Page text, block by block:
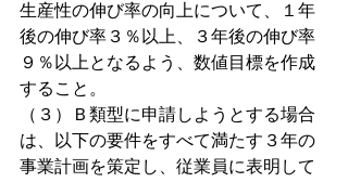
生産性の伸び率の向上について、１年
後の伸び率３％以上、３年後の伸び率
９％以上となるよう、数値目標を作成
すること。
（３）Ｂ類型に申請しようとする場合
は、以下の要件をすべて満たす３年の
事業計画を策定し、従業員に表明して